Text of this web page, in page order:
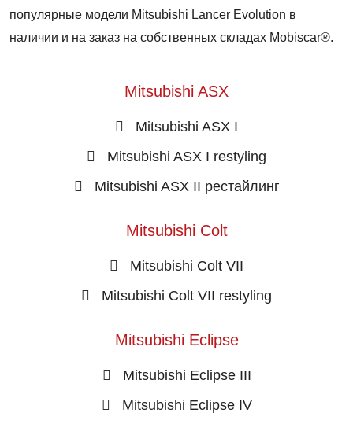
популярные модели Mitsubishi Lancer Evolution в
наличии и на заказ на собственных складах Mobiscar®.
Mitsubishi ASX
Mitsubishi ASX I
Mitsubishi ASX I restyling
Mitsubishi ASX II рестайлинг
Mitsubishi Colt
Mitsubishi Colt VII
Mitsubishi Colt VII restyling
Mitsubishi Eclipse
Mitsubishi Eclipse III
Mitsubishi Eclipse IV